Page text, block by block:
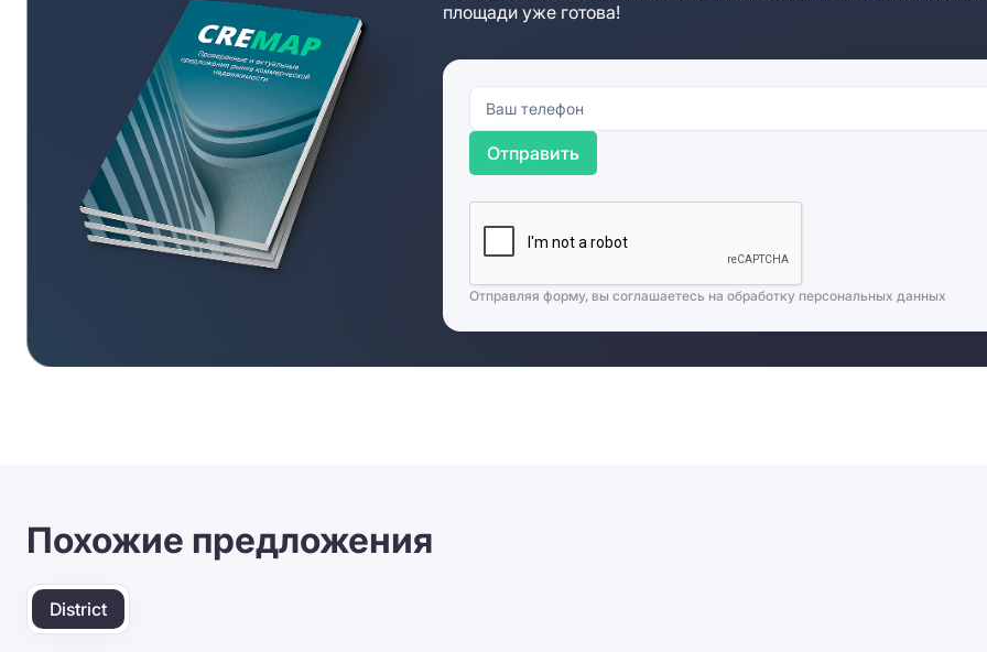
площади уже готова!
Отправить
Отправляя форму, вы соглашаетесь на обработку персональных данных
Похожие предложения
District